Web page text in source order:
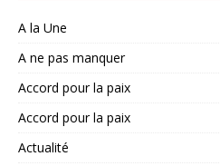
A la Une
A ne pas manquer
Accord pour la paix
Accord pour la paix
Actualité